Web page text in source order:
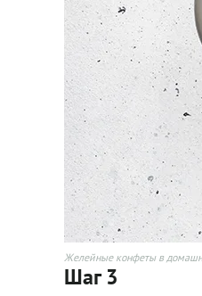
Желейные конфеты в
Шаг 3